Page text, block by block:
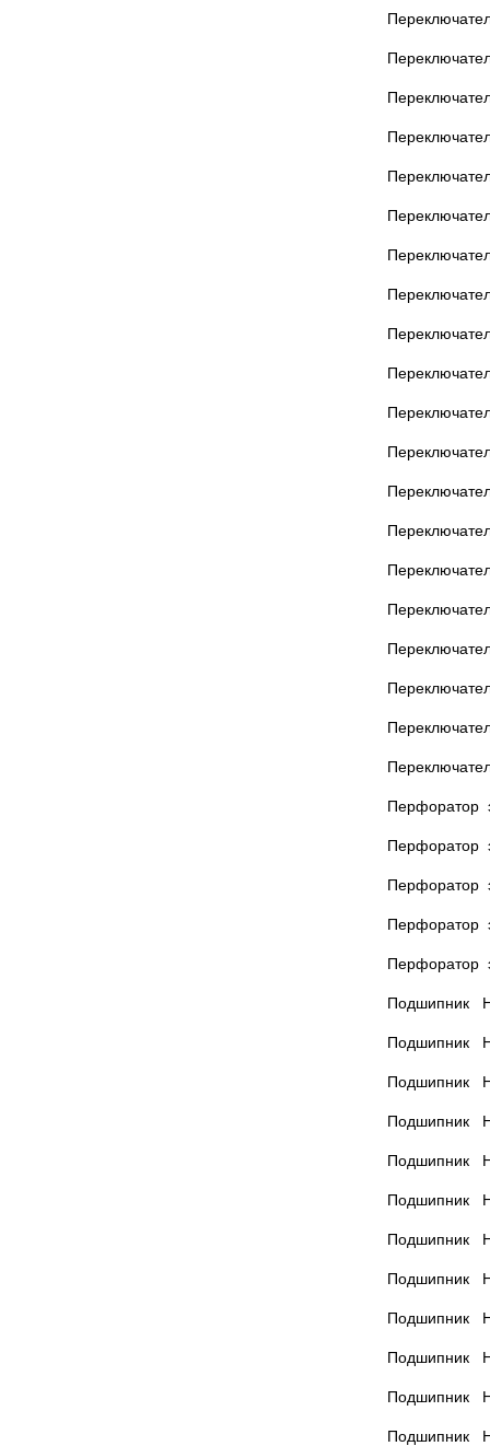
Перфоратор
Перфоратор
Перфоратор
Перфоратор
Перфоратор
Подшипник
Подшипник
Подшипник
Подшипник
Подшипник
Подшипник
Подшипник
Подшипник
Подшипник
Подшипник
Подшипник
Подшипник